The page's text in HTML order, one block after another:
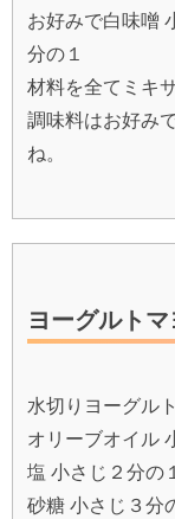
お好みで白味噌
分の１
材料を全てミキ
調味料はお好み
ね。
ヨーグルト
水切りヨーグル
オリーブオイル
塩 小さじ２分の
砂糖 小さじ３分